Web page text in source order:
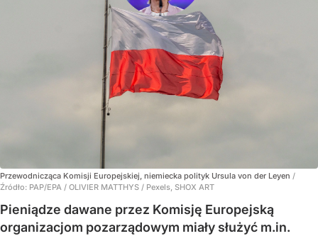
Przewodnicząca Komisji Europejskiej, niemiecka polityk Ursula von der Leyen /
Źródło: PAP/EPA / OLIVIER MATTHYS / Pexels, SHOX ART
Pieniądze dawane przez Komisję Europejską
organizacjom pozarządowym miały służyć m.in.